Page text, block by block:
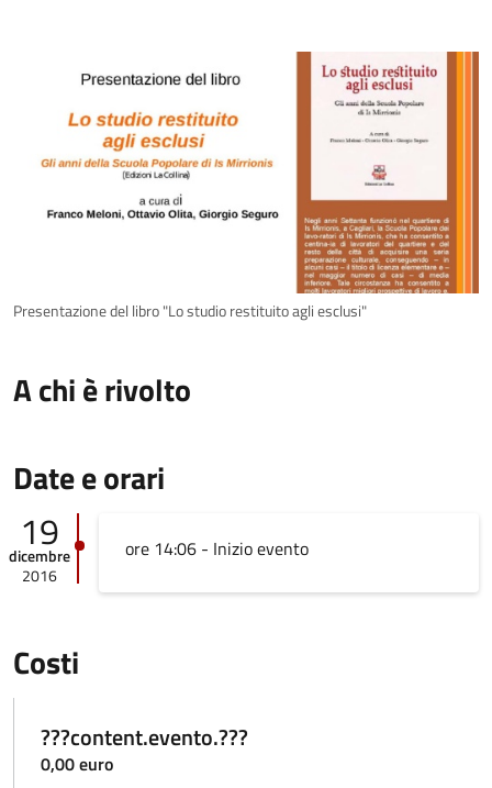
Presentazione del libro "Lo studio restituito agli esclusi"
A chi è rivolto
Date e orari
19
dicembre
2016
ore 14:06 - Inizio evento
Costi
???content.evento.???
0,00 euro